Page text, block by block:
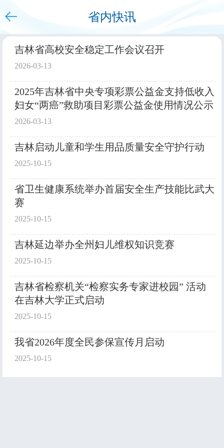
省内快讯
下拉刷新
吉林省高校安全稳定工作会议召开
2026-03-13
2025年吉林省中央专项彩票公益金支持低收入
妇女“两癌”救助项目彩票公益金使用情况公示
2026-03-13
吉林启动儿童和学生用品质量安全守护行动
2025-10-15
省卫生健康系统举办首届安全生产技能比武大
赛
2025-10-15
吉林延边举办全州妇儿维权知识竞赛
2025-10-15
吉林省检察机关“检察实务专家进校园” 活动
在吉林大学正式启动
2025-10-15
我省2026年度全民参保宣传月启动
2025-10-15